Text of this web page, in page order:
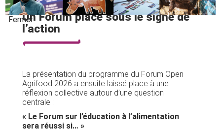
Un Forum placé sous le signe de
l’action
La présentation du programme du Forum Open
Agrifood 2026 a ensuite laissé place à une
réflexion collective autour d’une question
centrale :
« Le Forum sur l’éducation à l’alimentation
sera réussi si… »
Fermer